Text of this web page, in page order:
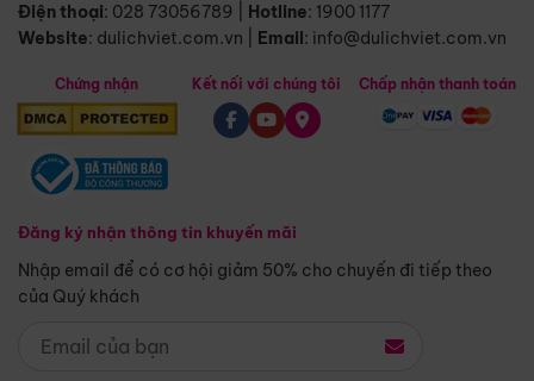
Điện thoại: 028 73056789 Hotline: 1900 1177
Website: dulichviet.com.vn Email: info@dulichviet.com.vn
Chứng nhận
Đăng ký nhận thông tin khuyến mãi
Nhập email để có cơ hội giảm 50% cho chuyến đi tiếp theo
của Quý khách
Kết nối với chúng tôi Chấp nhận thanh toán